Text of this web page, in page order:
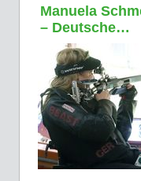
Manuela
– Deutsche…